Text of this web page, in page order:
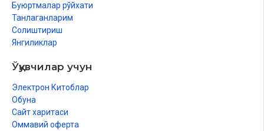
Буюртмалар рўйхати
Танлаганларим
Солиштириш
Янгиликлар
Ўқувчилар учун
Электрон Китоблар
Обуна
Сайт харитаси
Оммавий оферта